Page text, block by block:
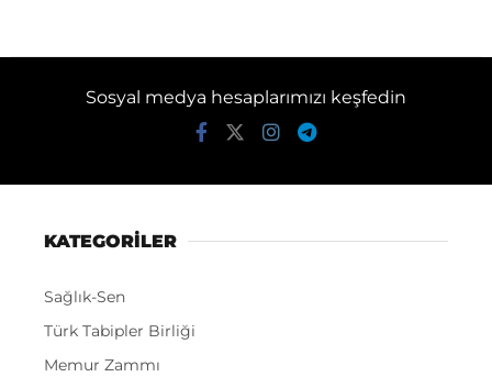
Sosyal medya hesaplarımızı keşfedin
KATEGORİLER
Sağlık-Sen
Türk Tabipler Birliği
Memur Zammı